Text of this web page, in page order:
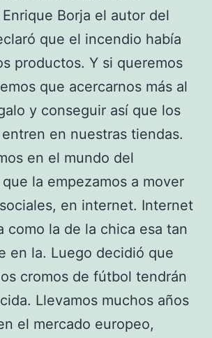
Borja el autor del
que el incendio había
productos. Y si queremos
que acercarnos más al
y conseguir así que los
en nuestras tiendas.
en el mundo del
la empezamos a mover
en internet. Internet
como la de la chica esa tan
en la. Luego decidió que
cromos de fútbol tendrán
Llevamos muchos años
el mercado europeo,